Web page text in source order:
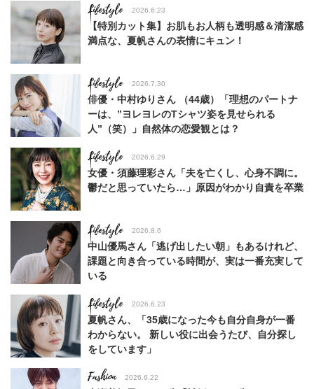
Lifestyle 2026.6.23
【特別カット集】お肌もお人柄も透明感＆清潔感
満点な、夏帆さんの表情にキュン！
Lifestyle 2026.7.30
俳優・中村ゆりさん （44歳）「理想のパートナ
ーは、”ヨレヨレのTシャツ姿を見せられる
人”（笑）」自然体の恋愛観とは？
Lifestyle 2026.6.29
女優・須藤理彩さん「夫を亡くし、心身不調に。
鬱だと思っていたら…」原因がわかり自責を卒業
Lifestyle 2026.8.6
中山優馬さん「逃げ出したい朝」もあるけれど、
課題と向き合っている時間が、実は一番充実して
いる
Lifestyle 2026.6.23
夏帆さん、「35歳になった今も自分自身が一番
わからない。 新しい役に出会うたび、自分探し
をしています」
Fashion 2026.6.22